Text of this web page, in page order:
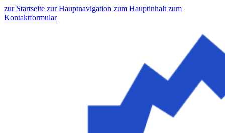
zur Startseite zur Hauptnavigation zum Hauptinhalt zum
Kontaktformular